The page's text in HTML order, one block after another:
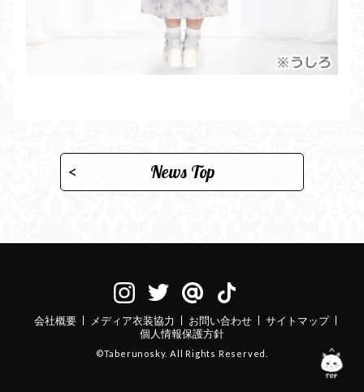
News Top
会社概要 メディア衣装協力 お問い合わせ
サイトマップ
個人情報保護方針
©Taberunosky. All Rights Reserved.